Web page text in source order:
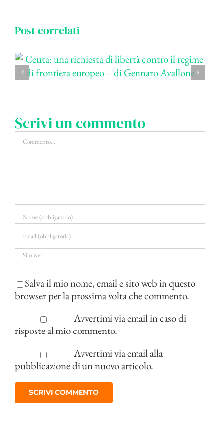
Post correlati
Scrivi un commento
Commento
Salva il mio nome, email e sito web in questo
browser per la prossima volta che commento.
Avvertimi via email in caso di
risposte al mio commento.
Avvertimi via email alla
pubblicazione di un nuovo articolo.